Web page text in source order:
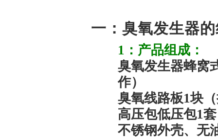
一：臭氧发生器
1：产品组成：
臭氧发生器蜂窝
作）
臭氧线路板1块
高压包低压包1
不锈钢外壳、无